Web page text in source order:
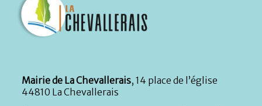
Mairie de La Chevallerais, 14 place de l’église
44810 La Chevallerais